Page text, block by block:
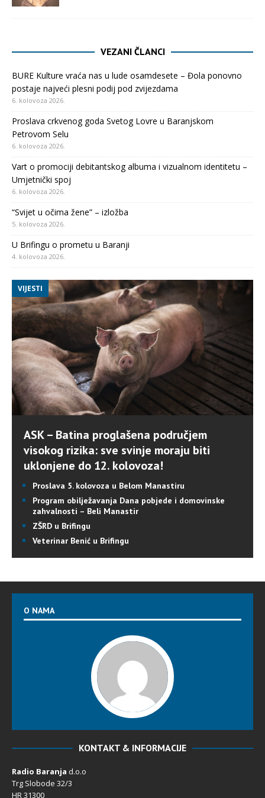
VEZANI ČLANCI
BURE Kulture vraća nas u lude osamdesete – Đola ponovno
postaje najveći plesni podij pod zvijezdama
6. kolovoza 2026.
Proslava crkvenog goda Svetog Lovre u Baranjskom
Petrovom Selu
6. kolovoza 2026.
Vart o promociji debitantskog albuma i vizualnom identitetu –
Umjetnički spoj
6. kolovoza 2026.
“Svijet u očima žene” – izložba
5. kolovoza 2026.
U Brifingu o prometu u Baranji
4. kolovoza 2026.
VIJESTI
ASK – Batina proglašena područjem
visokog rizika: sve svinje moraju biti
uklonjene do 12. kolovoza!
Proslava 5. kolovoza u Belom Manastiru
Program obilježavanja Dana pobjede i domovinske
zahvalnosti – Beli Manastir
ZŠRD u Brifingu
Veterinar Benić u Brifingu
O NAMA
KONTAKT & INFORMACIJE
Radio Baranja d.o.o
Trg Slobode 32/3
HR 31300